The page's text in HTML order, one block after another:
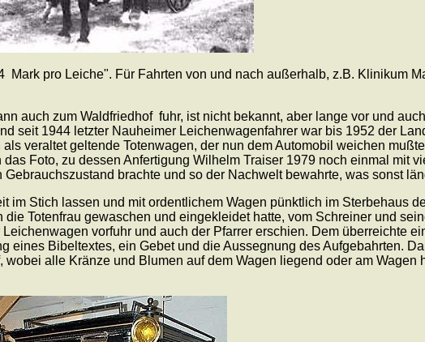
pro Leiche". Für Fahrten von und nach außerhalb, z.B. Klinikum
auch zum Waldfriedhof fuhr, ist nicht bekannt, aber lange vor und
seit 1944 letzter Nauheimer Leichenwagenfahrer war bis 1952 der
veraltet geltende Totenwagen, der nun dem Automobil weichen
Foto, zu dessen Anfertigung Wilhelm Traiser 1979 noch einmal mit
brachte und so der Nachwelt bewahrte, was sonst
Stich lassen und mit ordentlichem Wagen pünktlich im Sterbehaus
Totenfrau gewaschen und eingekleidet hatte, vom Schreiner und
vorfuhr und auch der Pfarrer erschien. Dem überreichte
Bibeltextes, ein Gebet und die Aussegnung des Aufgebahrten.
alle Kränze und Blumen auf dem Wagen liegend oder am Wagen